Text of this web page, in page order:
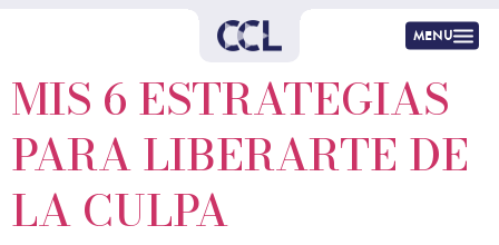
menu
MIS 6 ESTRATEGIAS
PARA LIBERARTE DE
LA CULPA